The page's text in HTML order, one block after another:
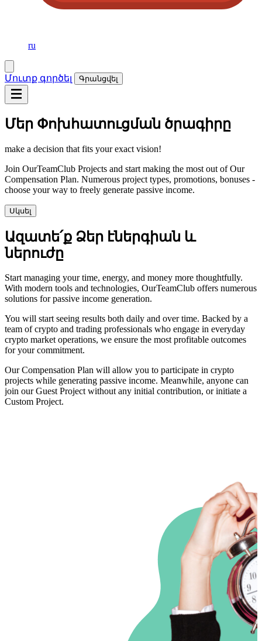
ru
Մուտք գործել Գրանցվել
Մեր Փոխհատուցման ծրագիրը
make a decision that fits your exact vision!
Join OurTeamClub Projects and start making the most out of Our
Compensation Plan. Numerous project types, promotions, bonuses -
choose your way to freely generate passive income.
Սկսել
Ազատե՛ք Ձեր էներգիան և
ներուժը
Start managing your time, energy, and money more thoughtfully.
With modern tools and technologies, OurTeamClub offers numerous
solutions for passive income generation.
You will start seeing results both daily and over time. Backed by a
team of crypto and trading professionals who engage in everyday
crypto market operations, we ensure the most profitable outcomes
for your commitment.
Our Compensation Plan will allow you to participate in crypto
projects while generating passive income. Meanwhile, anyone can
join our Guest Project without any initial contribution, or initiate a
Custom Project.